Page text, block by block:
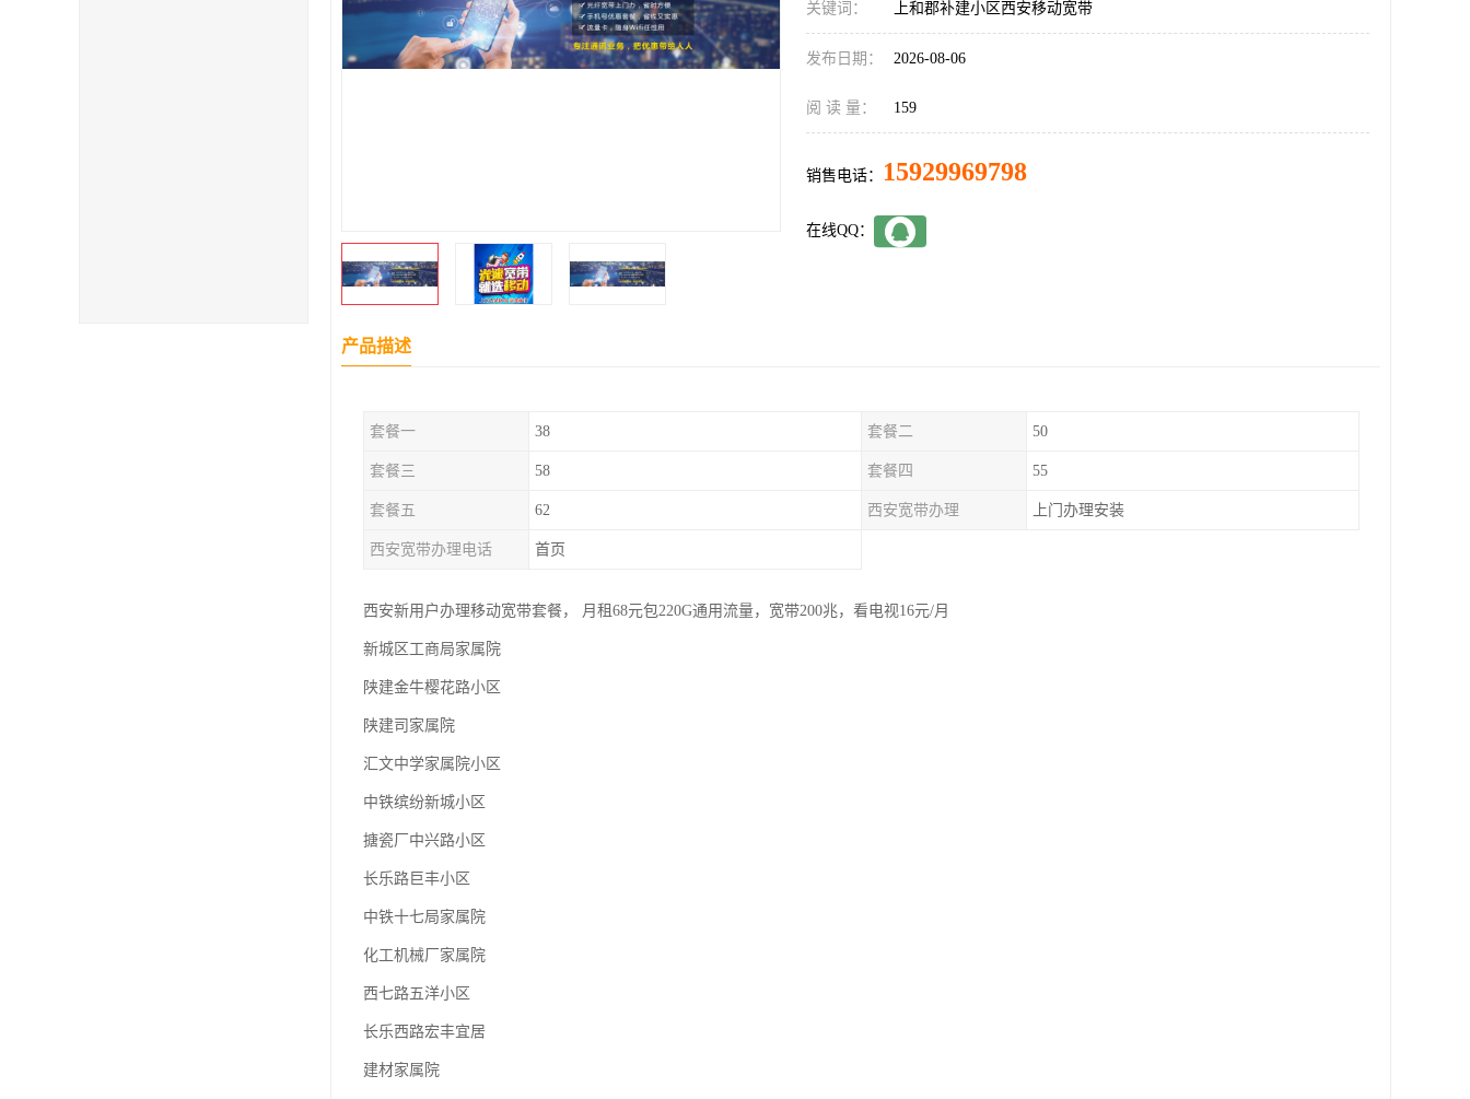
关键词： 上和郡补建小区西安移动宽带
发布日期： 2026-08-06
阅 读 量： 159
销售电话： 15929969798
在线QQ：
产品描述
套餐一 38 套餐二 50
套餐三 58 套餐四 55
套餐五 62 西安宽带办理 上门办理安装
西安宽带办理电话 首页
西安新用户办理移动宽带套餐， 月租68元包220G通用流量，宽带200兆，看电视16元/月
新城区工商局家属院
陕建金牛樱花路小区
陕建司家属院
汇文中学家属院小区
中铁缤纷新城小区
搪瓷厂中兴路小区
长乐路巨丰小区
中铁十七局家属院
化工机械厂家属院
西七路五洋小区
长乐西路宏丰宜居
建材家属院